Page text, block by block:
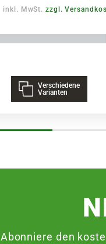
inkl. MwSt.zzgl.
Verschiedene
Varianten
Abonniere den